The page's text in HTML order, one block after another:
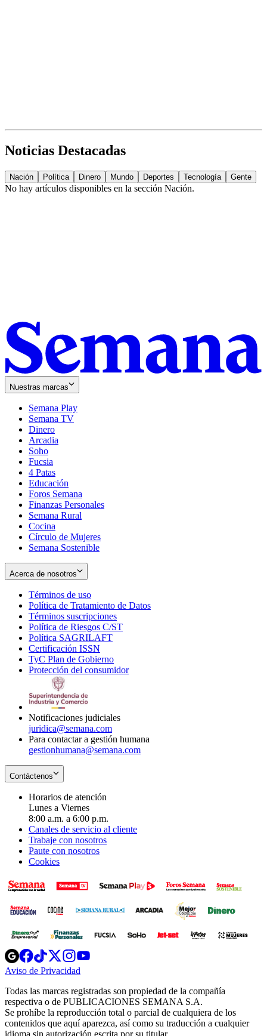
Noticias Destacadas
Nación Política Dinero Mundo Deportes Tecnología Gente
No hay artículos disponibles en la sección Nación.
Nuestras marcas
Semana Play
Semana TV
Dinero
Arcadia
Soho
in
new
window
Fucsia
in
new
window
4 Patas
Educación
Foros Semana
Finanzas Personales
Semana Rural
Cocina
Círculo de Mujeres
Semana Sostenible
Acerca de nosotros
Términos de uso
in
new
window
Política de Tratamiento de Datos
Términos suscripciones
in
Política de Riesgos C/ST
Política SAGRILAFT
new
window
Certificación ISSN
in
new
TyC Plan de Gobierno
in
Protección del consumidorOpens
Notificaciones judiciales
juridica@semana.com
Para contactar a gestión humana
gestionhumana@semana.com
Contáctenos
Horarios de atención
Lunes a Viernes
8:00 a.m. a 6:00 p.m.
Canales de servicio al cliente
Trabaje con nosotros
Paute con nosotros
Cookies
Opens
in
new
Opens
in
new
Opens
in
new
window
Opens
new
windowwindow
Aviso de Privacidad
new
window
Todas las marcas registradas son propiedad de la compañía
respectiva o de PUBLICACIONES SEMANA S.A.
Se prohíbe la reproducción total o parcial de cualquiera de los
contenidos que aquí aparezca, así como su traducción a cualquier
idioma sin autorización escrita por su titular.